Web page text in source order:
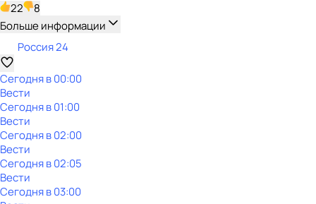
22
8
Больше информации
Россия 24
Сегодня в 00:00
Вести
Сегодня в 01:00
Вести
Сегодня в 02:00
Вести
Сегодня в 02:05
Вести
Сегодня в 03:00